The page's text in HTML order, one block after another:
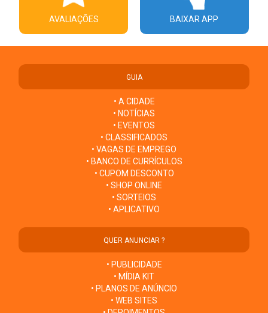
AVALIAÇÕES BAIXAR APP
GUIA
• A CIDADE
• NOTÍCIAS
• EVENTOS
• CLASSIFICADOS
• VAGAS DE EMPREGO
• BANCO DE CURRÍCULOS
• CUPOM DESCONTO
• SHOP ONLINE
• SORTEIOS
• APLICATIVO
QUER ANUNCIAR ?
• PUBLICIDADE
• MÍDIA KIT
• PLANOS DE ANÚNCIO
• WEB SITES